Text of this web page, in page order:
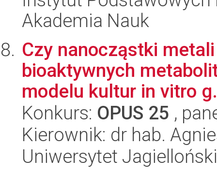
Akademia Nauk
Czy nanocząstki
bioaktywnych
modelu kultur in vitro
Konkurs: OPUS 25 ,
Kierownik: dr hab.
Uniwersytet